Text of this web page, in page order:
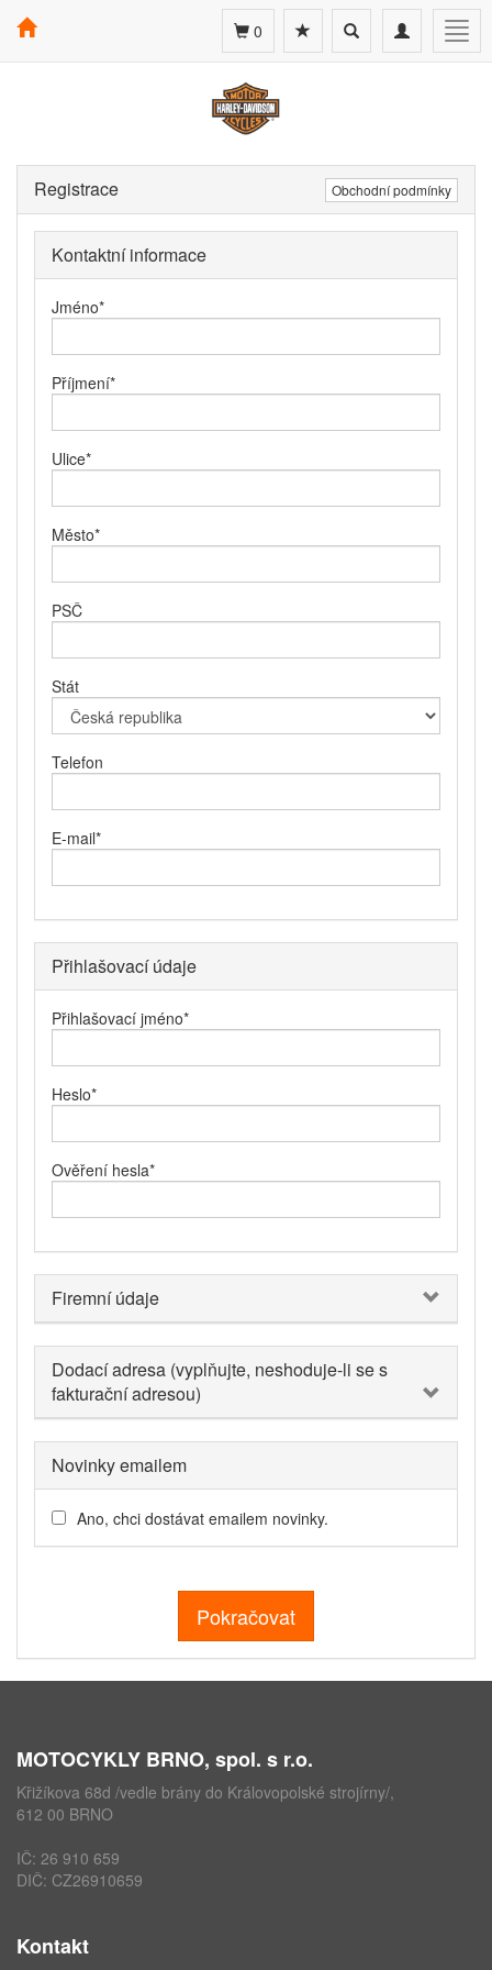
Toggle
navigation
Toggle
search
0
Registrace Obchodní podmínky
Kontaktní informace
Jméno*
Příjmení*
Ulice*
Město*
PSČ
Stát
Telefon
E-mail*
Přihlašovací údaje
Přihlašovací jméno*
Heslo*
Ověření hesla*
Firemní údaje
Dodací adresa (vyplňujte, neshoduje-li se s
fakturační adresou)
Novinky emailem
Ano, chci dostávat emailem novinky.
Pokračovat
MOTOCYKLY BRNO, spol. s r.o.
Křižíkova 68d /vedle brány do Královopolské strojírny/,
612 00 BRNO
IČ: 26 910 659
DIČ: CZ26910659
Kontakt